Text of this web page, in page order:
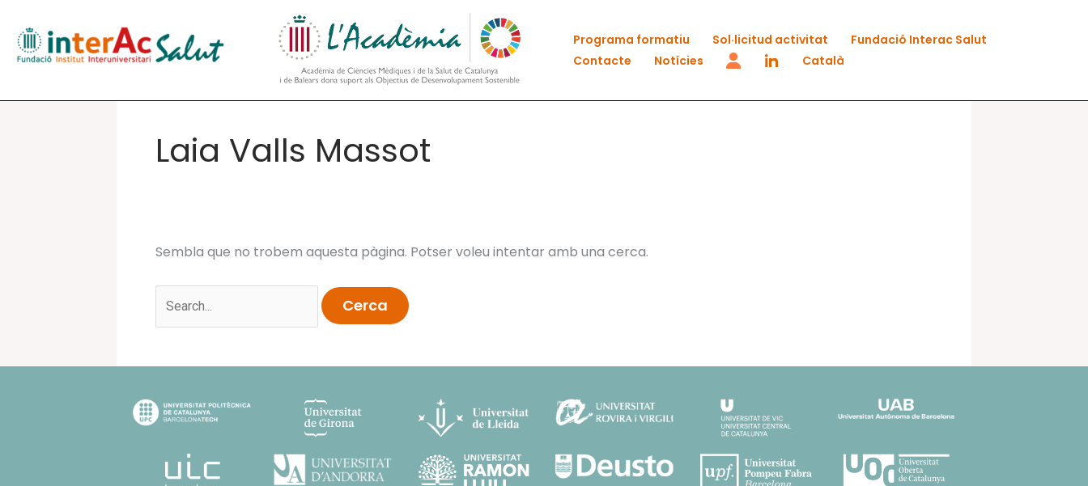
contingut
Programa formatiu Sol·licitud activitat
Fundació Interac Salut
Contacte
Notícies Català
Laia Valls Massot
Sembla que no trobem aquesta pàgina. Potser voleu intentar amb una cerca.